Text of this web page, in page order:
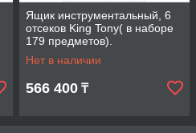
Ящик инструментальный, 6
отсеков King Tony( в наборе
179 предметов).
Нет в наличии
566 400 ₸